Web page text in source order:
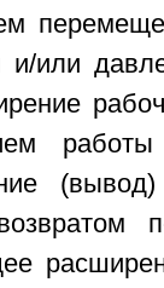
или
(вывод)